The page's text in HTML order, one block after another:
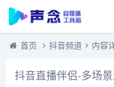
首页 抖音频道 内容
抖音直播伴侣-多场